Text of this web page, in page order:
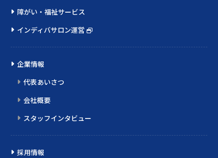
障がい・福祉サービス
インディバサロン運営
企業情報
代表あいさつ
会社概要
スタッフインタビュー
採用情報